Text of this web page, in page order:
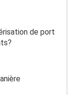
de port